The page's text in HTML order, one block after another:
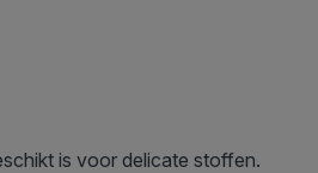
is voor delicate stoffen.